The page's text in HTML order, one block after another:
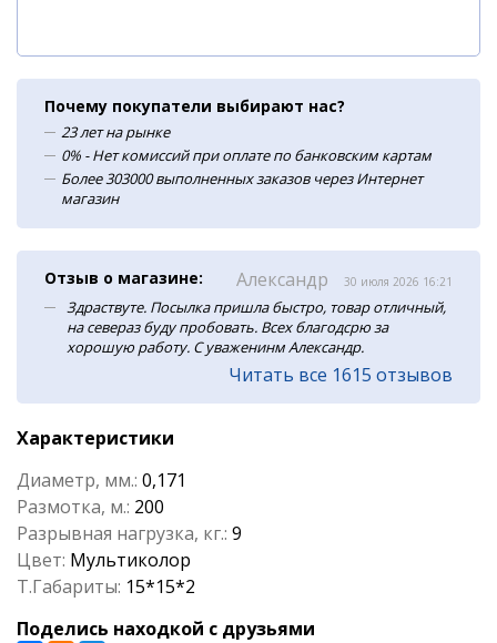
Почему покупатели выбирают нас?
23 лет на рынке
0% - Нет комиссий при оплате по банковским картам
Более 303000 выполненных заказов через Интернет
магазин
Отзыв о магазине: Александр 30 июля 2026 16:21
Здраствуте. Посылка пришла быстро, товар отличный,
на севераз буду пробовать. Всех благодсрю за
хорошую работу. С уваженинм Александр.
Читать все 1615 отзывов
Характеристики
Диаметр, мм.: 0,171
Размотка, м.: 200
Разрывная нагрузка, кг.: 9
Цвет: Мультиколор
Т.Габариты: 15*15*2
Поделись находкой с друзьями